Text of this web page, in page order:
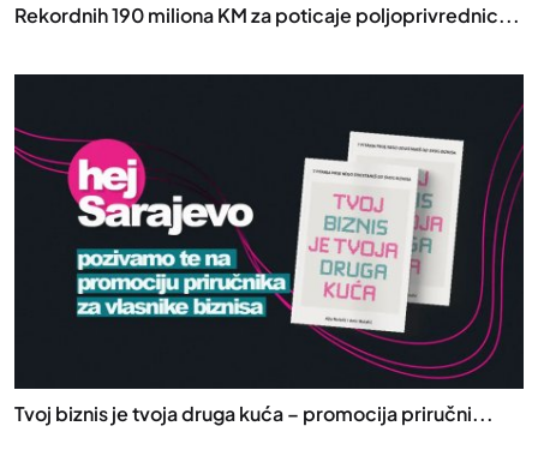
Rekordnih 190 miliona KM za poticaje poljoprivrednic...
Tvoj biznis je tvoja druga kuća – promocija priručni...